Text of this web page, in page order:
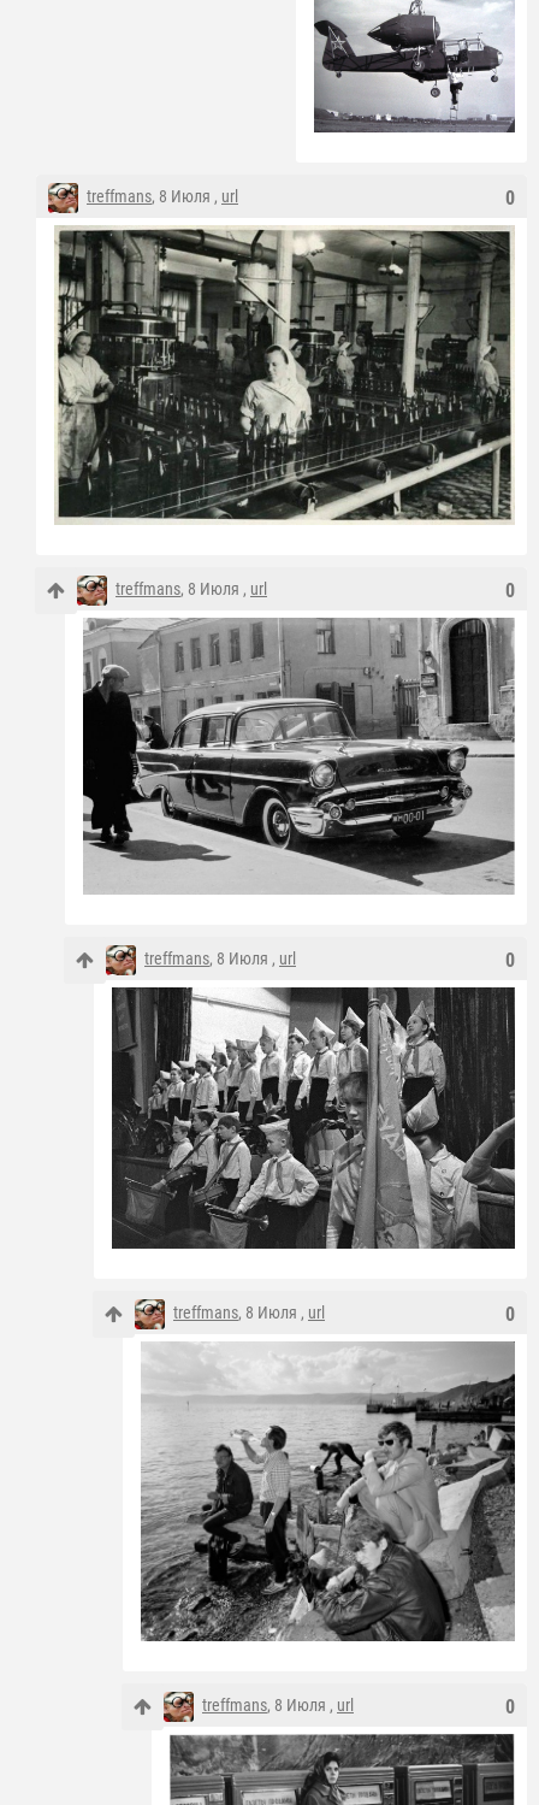
0
treffmans, 8 Июля , url
0
treffmans, 8 Июля , url
0
treffmans, 8 Июля , url
0
treffmans, 8 Июля , url
0
treffmans, 8 Июля , url